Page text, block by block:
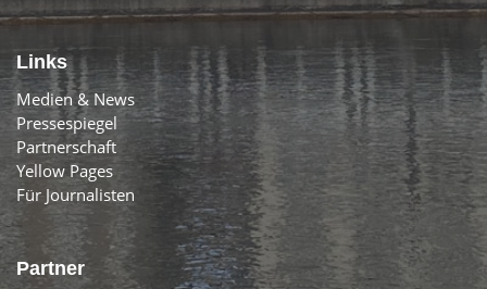
Links
Medien & News
Pressespiegel
Partnerschaft
Yellow Pages
Für Journalisten
Partner